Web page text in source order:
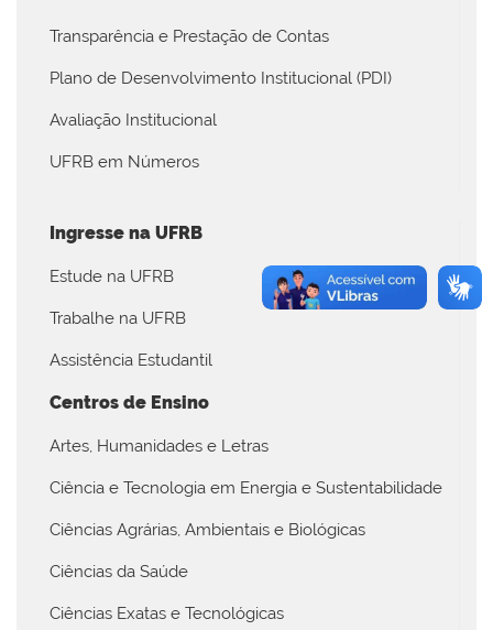
Transparência e Prestação de Contas
Plano de Desenvolvimento Institucional (PDI)
Avaliação Institucional
UFRB em Números
Ingresse na UFRB
Estude na UFRB
Trabalhe na UFRB
Assistência Estudantil
Centros de Ensino
Artes, Humanidades e Letras
Ciência e Tecnologia em Energia e Sustentabilidade
Ciências Agrárias, Ambientais e Biológicas
Ciências da Saúde
Ciências Exatas e Tecnológicas